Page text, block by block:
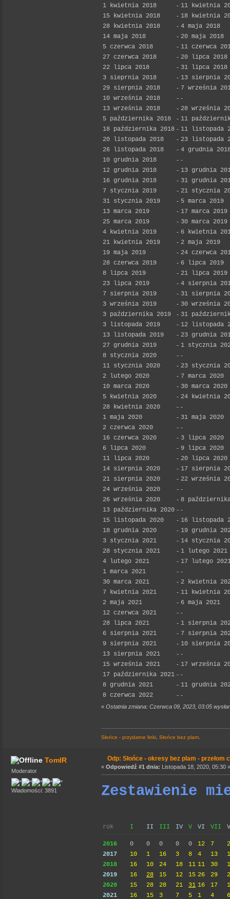
1 kwietnia 2018
- 11 kwietnia
15 kwietnia 2018
- 18 kwietnia
28 kwietnia 2018
- 4 maja 2018
14 maja 2018
- 20 maja 2018
5 czerwca 2018
- 11 czerwca
27 czerwca 2018
- 20 lipca 2018
22 lipca 2018
- 31 lipca 2018
3 sieprnia 2018
- 13 sierpnia
29 sierpnia 2018
- 7 września
10 września 2018
- -
13 września 2018
- 28 września
5 października 2018
- 11
18 października 2018 - 11 listopada
20 listopada 2018
- 23 listopada
26 listopada 2018
- 4 grudnia
10 grudnia 2018
- -
12 grudnia 2018
- 13 grudnia
16 grudnia 2018
- 31 grudnia
7 stycznia 2019
- 21 stycznia
31 stycznia 2019
- 5 marca 2019
13 marca 2019
- 17 marca 2019
25 marca 2019
- 30 marca 2019
4 kwietnia 2019
- 6 kwietnia
21 kwietnia 2019
- 2 maja 2019
19 maja 2019
- 24 czerwca
28 czerwca 2019
- 6 lipca 2019
8 lipca 2019
- 21 lipca 2019
23 lipca 2019
- 4 sierpnia
7 sierpnia 2019
- 31 sierpnia
3 września 2019
- 30 września
3 października 2019
- 31
3 listopada 2019
- 12 listopada
13 listopada 2019
- 23 grudnia
27 grudnia 2019
- 1 stycznia
8 stycznia 2020
- -
11 stycznia 2020
- 23 stycznia
2 lutego 2020
- 7 marca 2020
10 marca 2020
- 30 marca 2020
5 kwietnia 2020
- 24 kwietnia
28 kwietnia 2020
- -
1 maja 2020
- 31 maja 2020
2 czerwca 2020
- -
16 czerwca 2020
- 3 lipca 2020
6 lipca 2020
- 9 lipca 2020
11 lipca 2020
- 20 lipca 2020
14 sierpnia 2020
- 17 sierpnia
21 sierpnia 2020
- 22 września
24 września 2020
- -
26 września 2020
- 8
13 października 2020 - -
15 listopada 2020
- 16 listopada
18 grudnia 2020
- 19 grudnia
3 stycznia 2021
- 14 stycznia
28 stycznia 2021
- 1 lutego 2021
4 lutego 2021
- 17 lutego
1 marca 2021
- -
30 marca 2021
- 2 kwietnia
7 kwietnia 2021
- 11 kwietnia
2 maja 2021
- 6 maja 2021
12 czerwca 2021
- -
28 lipca 2021
- 1 sierpnia
6 sierpnia 2021
- 7 sierpnia
9 sierpnia 2021
- 10 sierpnia
13 sierpnia 2021
- -
15 września 2021
- 17 września
17 października 2021 - -
8 grudnia 2021
- 11 grudnia
8 czerwca 2022
- -
« Ostatnia zmiana: Czerwca 09, 2023, 03:05
Słońce - przydatne linki Słońce bez plam
TomIR
Moderator
Wiadomości: 3891
Odp: Słońce - okresy bez plam - przełom
« Odpowiedź #1 dnia: Listopada 18, 2020, 05:30 »
Zestawienie
rok I II III IV V VI VII
2016 0 0 0 0 0 12 7
2
2017
10 1 16 3 8 4 13
1
2018
16 10 24 18 11 11 30
2019
16 28 15 12 15 26 29
2020
15 28 28 21 31 16 17
2021
16 15 3 7 5 1 4 6